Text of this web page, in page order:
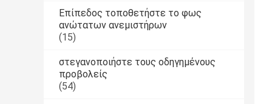
Επίπεδος τοποθετήστε το φως
ανώτατων ανεμιστήρων
(15)
στεγανοποιήστε τους οδηγημένους
προβολείς
(54)